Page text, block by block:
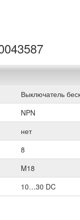
Выключатель
NPN
нет
8
M18
10…30 DC